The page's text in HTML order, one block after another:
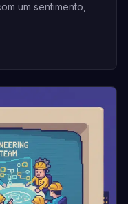
um sentimento,